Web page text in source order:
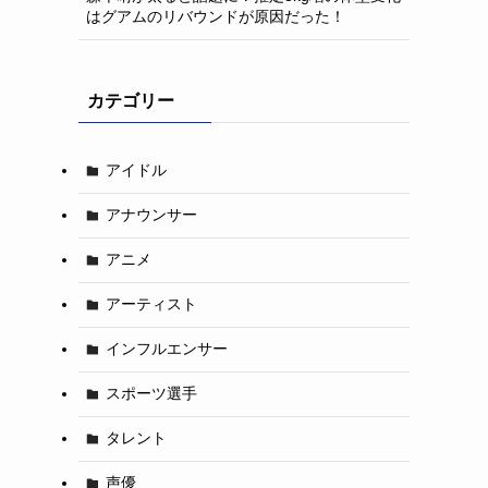
はグアムのリバウンドが原因だった！
カテゴリー
アイドル
アナウンサー
アニメ
アーティスト
インフルエンサー
スポーツ選手
タレント
声優